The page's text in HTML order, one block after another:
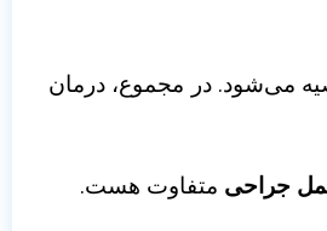
می‌شود. در مجموع، درمان
جراحی متفاوت هست.